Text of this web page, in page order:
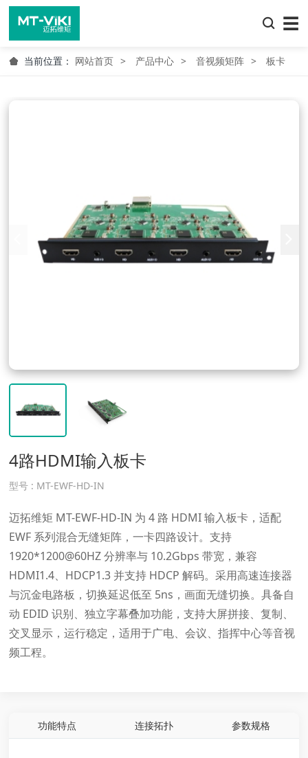
☰
当前位置： 网站首页 产品中心 音视频矩阵 板卡
4路HDMI输入板卡
型号 : MT-EWF-HD-IN
迈拓维矩 MT-EWF-HD-IN 为 4 路 HDMI 输入板卡，适配
EWF 系列混合无缝矩阵，一卡四路设计。支持
1920*1200@60HZ 分辨率与 10.2Gbps 带宽，兼容
HDMI1.4、HDCP1.3 并支持 HDCP 解码。采用高速连接器
与沉金电路板，切换延迟低至 5ns，画面无缝切换。具备自
动 EDID 识别、独立字幕叠加功能，支持大屏拼接、复制、
交叉显示，运行稳定，适用于广电、会议、指挥中心等音视
频工程。
功能特点 连接拓扑 参数规格